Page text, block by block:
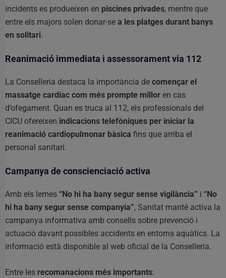
incidents es produeixen en piscines privades, mentre que
entre els majors solen donar-se a les platges durant banys
en solitari.
Reanimació immediata i assessorament via 112
La Conselleria destaca la importància de començar el
massatge cardíac com més prompte millor en cas
d’ofegament. Quan es truca al 112, els professionals del
CICU ofereixen indicacions telefòniques per iniciar la
reanimació cardiopulmonar bàsica fins que arriba el
personal sanitari.
Campanya de conscienciació activa
Amb els lemes “No hi ha bany segur sense vigilància” i “No
hi ha bany segur sense companyia”, Sanitat manté activa la
campanya informativa amb consells sobre prevenció i
actuació davant possibles accidents en entorns aquàtics. La
informació està disponible al web oficial de la Conselleria.
Entre les recomanacions més importants: